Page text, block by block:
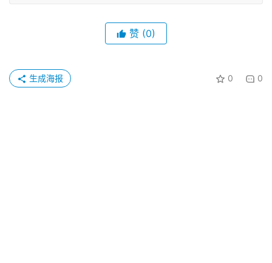
赞 (0)
0 0
生成海报